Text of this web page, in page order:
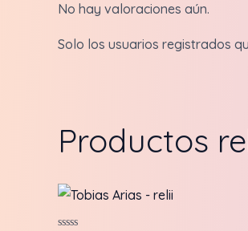
No hay valoraciones aún.
Solo los usuarios registrados
Productos